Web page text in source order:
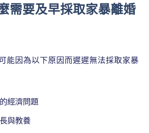
需要及早採取家暴離婚
能因為以下原因而遲遲無法採取家暴
經濟問題
與教養